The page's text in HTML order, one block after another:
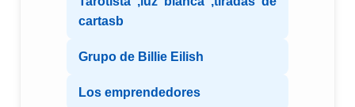
cartasb
Grupo de Billie Eilish
Los emprendedores